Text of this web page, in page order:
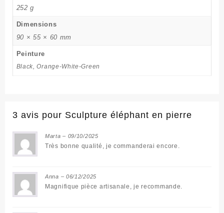
252 g
Dimensions
90 × 55 × 60 mm
Peinture
Black, Orange-White-Green
3 avis pour Sculpture éléphant en pierre
Marta– 09/10/2025
Très bonne qualité, je commanderai encore.
Anna – 06/12/2025
Magnifique pièce artisanale, je recommande.